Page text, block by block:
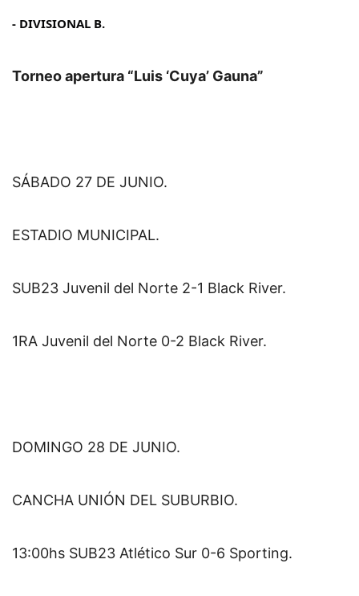
- DIVISIONAL B.
Torneo apertura “Luis ‘Cuya’ Gauna”
SÁBADO 27 DE JUNIO.
ESTADIO MUNICIPAL.
SUB23 Juvenil del Norte 2-1 Black River.
1RA Juvenil del Norte 0-2 Black River.
DOMINGO 28 DE JUNIO.
CANCHA UNIÓN DEL SUBURBIO.
13:00hs SUB23 Atlético Sur 0-6 Sporting.